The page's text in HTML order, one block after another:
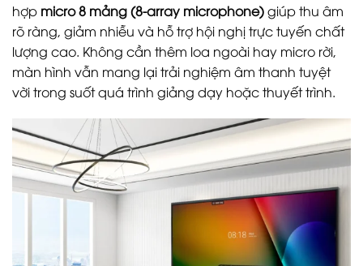
hợp micro 8 mảng (8-array microphone)giúp thu âm
rõ ràng, giảm nhiễu và hỗ trợ hội nghị trực tuyến chất
lượng cao. Không cần thêm loa ngoài hay micro rời,
màn hình vẫn mang lại trải nghiệm âm thanh tuyệt
vời trong suốt quá trình giảng dạy hoặc thuyết trình.